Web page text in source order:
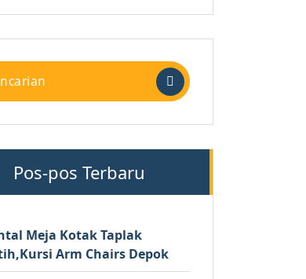
Pos-pos Terbaru
Meja Kotak Taplak
Arm Chairs Depok